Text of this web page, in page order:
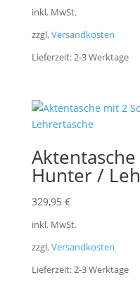
inkl. MwSt.
zzgl.Versandkosten
Lieferzeit:2-3 Werktage
Hunter /
329,95 €
inkl. MwSt.
zzgl.Versandkosten
Lieferzeit:2-3 Werktage